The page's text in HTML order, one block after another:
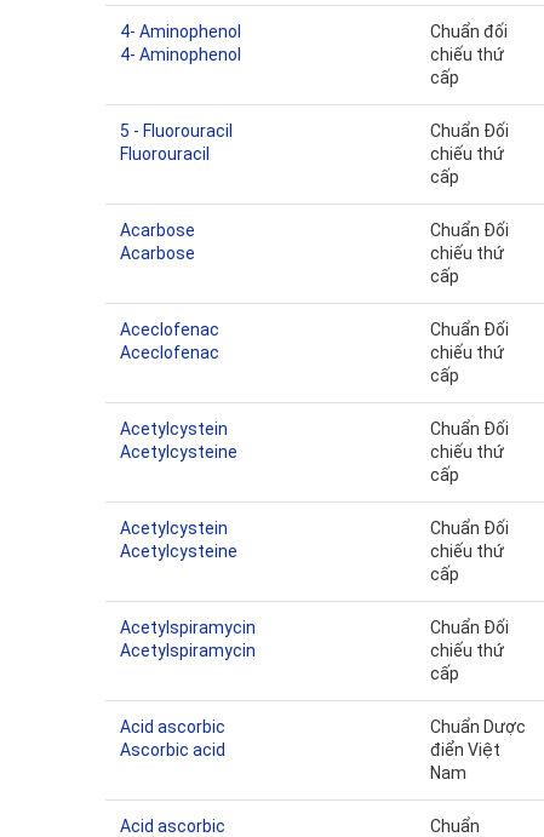
4- Aminophenol
4- Aminophenol
Chuẩn đối
chiếu thứ
cấp
5 - Fluorouracil
Fluorouracil
Chuẩn Đối
chiếu thứ
cấp
Acarbose
Acarbose
Chuẩn Đối
chiếu thứ
cấp
Aceclofenac
Aceclofenac
Chuẩn Đối
chiếu thứ
cấp
Acetylcystein
Acetylcysteine
Chuẩn Đối
chiếu thứ
cấp
Acetylcystein
Acetylcysteine
Chuẩn Đối
chiếu thứ
cấp
Acetylspiramycin
Acetylspiramycin
Chuẩn Đối
chiếu thứ
cấp
Acid ascorbic
Ascorbic acid
Chuẩn Dược
điển Việt
Nam
Acid ascorbic
Chuẩn